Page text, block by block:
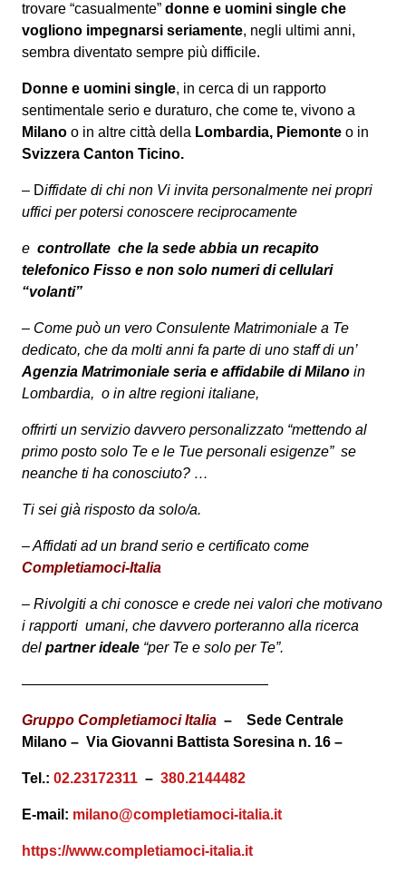
trovare “casualmente” donne e uomini single che
vogliono impegnarsi seriamente, negli ultimi anni,
sembra diventato sempre più difficile.
Donne e uomini single, in cerca di un rapporto
sentimentale serio e duraturo, che come te, vivono a
Milano o in altre città della Lombardia, Piemonte o in
Svizzera Canton Ticino.
– Diffidate di chi non Vi invita personalmente nei propri
uffici per potersi conoscere reciprocamente
e controllate che la sede abbia un recapito
telefonico Fisso e non solo numeri di cellulari
“volanti”
– Come può un vero Consulente Matrimoniale a Te
dedicato, che da molti anni fa parte di uno staff di un’
Agenzia Matrimoniale seria e affidabile di Milano in
Lombardia, o in altre regioni italiane,
offrirti un servizio davvero personalizzato “mettendo al
primo posto solo Te e le Tue personali esigenze” se
neanche ti ha conosciuto? …
Ti sei già risposto da solo/a.
– Affidati ad un brand serio e certificato come
Completiamoci-Italia
– Rivolgiti a chi conosce e crede nei valori che motivano
i rapporti umani, che davvero porteranno alla ricerca
del partner ideale “per Te e solo per Te”.
—————————————————
Gruppo Completiamoci Italia – Sede Centrale
Milano – Via Giovanni Battista Soresina n. 16 –
Tel.: 02.23172311 – 380.2144482
E-mail: milano@completiamoci-italia.it
https://www.completiamoci-italia.it